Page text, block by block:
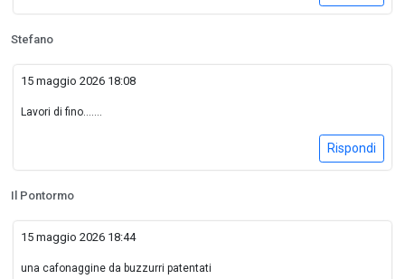
Stefano
15 maggio 2026 18:08
Lavori di fino…….
Rispondi
Il Pontormo
15 maggio 2026 18:44
una cafonaggine da buzzurri patentati